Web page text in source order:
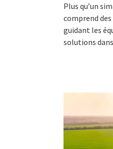
Plus qu’un
comprend
guidant les
solutions